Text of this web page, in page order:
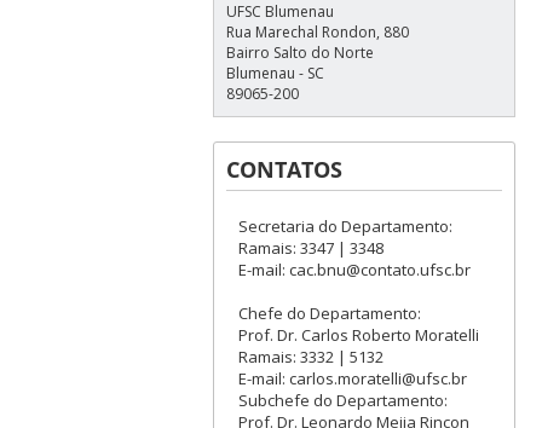
UFSC Blumenau
Rua Marechal Rondon, 880
Bairro Salto do Norte
Blumenau - SC
89065-200
CONTATOS
Secretaria do Departamento:
Ramais: 3347 | 3348
E-mail: cac.bnu@contato.ufsc.br
Chefe do Departamento:
Prof. Dr. Carlos Roberto Moratelli
Ramais: 3332 | 5132
E-mail: carlos.moratelli@ufsc.br
Subchefe do Departamento:
Prof. Dr. Leonardo Mejia Rincon